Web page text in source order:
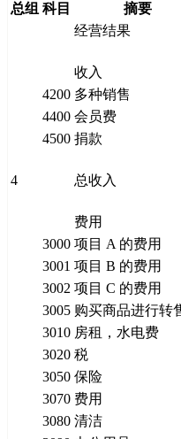
总组 科目 摘要
经营结果
收入
4200 多种销售
4400 会员费
4500 捐款
4 总收入
费用
3000 项目 A 的费用
3001 项目 B 的费用
3002 项目 C 的费用
3005 购买商品进行转
3010 房租，水电费
3020 税
3050 保险
3070 费用
3080 清洁